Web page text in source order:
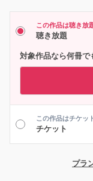
この作品は聴き放
聴き放題
対象作品なら何冊で
この作品はチケッ
チケット
プラ